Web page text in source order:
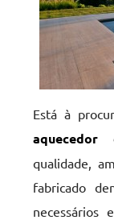
Está à
qualidade,
fabricado
necessários